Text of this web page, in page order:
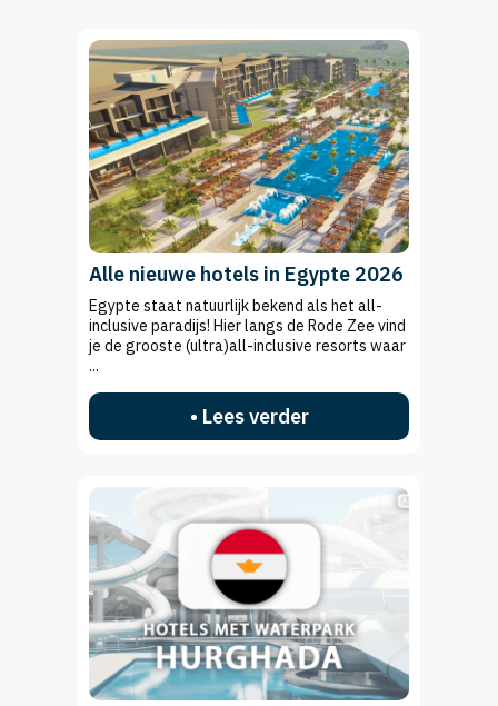
Alle nieuwe hotels in Egypte 2026
Egypte staat natuurlijk bekend als het all-
inclusive paradijs! Hier langs de Rode Zee vind
je de grooste (ultra)all-inclusive resorts waar
...
• Lees verder